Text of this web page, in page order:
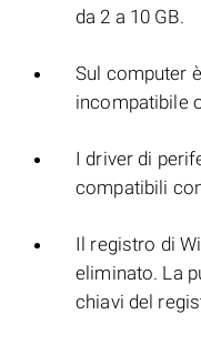
da 2 a 10 GB.
Sul computer
incompatibile
I driver di
compatibili
Il registro di
eliminato. La
chiavi del